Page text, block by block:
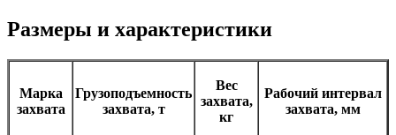
Размеры и характеристики
Марка
захвата
Грузоподъемность
захвата, т
Вес
захвата,
кг
Рабочий интервал
захвата, мм